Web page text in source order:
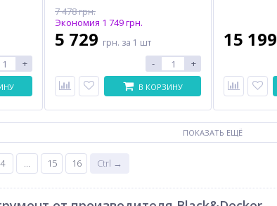
+
7 478 грн.
Экономия 1 749 грн.
5 729 грн. за 1 шт
- +
В КОРЗИНУ
15 199
ПОКАЗАТЬ ЕЩЁ
4 ... 15 16 Ctrl →